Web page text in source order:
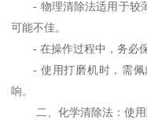
- 物理清除法适用于较
可能不佳。
-在操作过程中，务必
-使用打磨机时，需
响。
二、化学清除法：使用